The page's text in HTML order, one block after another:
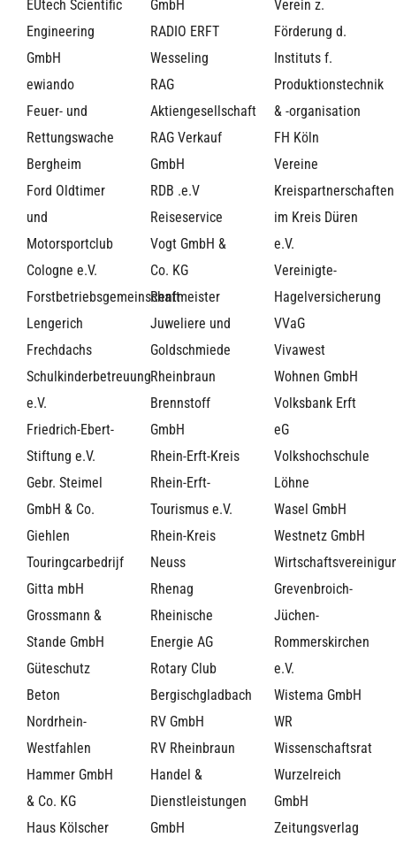
EUtech Scientific
Engineering
GmbH
ewiando
Feuer- und
Rettungswache
Bergheim
Ford Oldtimer
und
Motorsportclub
Cologne e.V.
Forstbetriebsgemeinschaft
Lengerich
Frechdachs
Schulkinderbetreuung
e.V.
Friedrich-Ebert-
Stiftung e.V.
Gebr. Steimel
GmbH & Co.
Giehlen
Touringcarbedrijf
Gitta mbH
Grossmann &
Stande GmbH
Güteschutz
Beton
Nordrhein-
Westfahlen
Hammer GmbH
& Co. KG
Haus Kölscher
GmbH
RADIO ERFT
Wesseling
RAG
Aktiengesellschaft
RAG Verkauf
GmbH
RDB .e.V
Reiseservice
Vogt GmbH &
Co. KG
Rentmeister
Juweliere und
Goldschmiede
Rheinbraun
Brennstoff
GmbH
Rhein-Erft-Kreis
Rhein-Erft-
Tourismus e.V.
Rhein-Kreis
Neuss
Rhenag
Rheinische
Energie AG
Rotary Club
Bergischgladbach
RV GmbH
RV Rheinbraun
Handel &
Dienstleistungen
GmbH
Verein z.
Förderung d.
Instituts f.
Produktionstechnik
& -organisation
FH Köln
Vereine
Kreispartnerschaften
im Kreis Düren
e.V.
Vereinigte-
Hagelversicherung
VVaG
Vivawest
Wohnen GmbH
Volksbank Erft
eG
Volkshochschule
Löhne
Wasel GmbH
Westnetz GmbH
Grevenbroich-
Jüchen-
Rommerskirchen
e.V.
Wistema GmbH
WR
Wissenschaftsrat
Wurzelreich
GmbH
Zeitungsverlag